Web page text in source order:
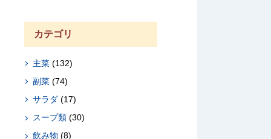
カテゴリ
主菜 (132)
副菜 (74)
サラダ (17)
スープ類 (30)
飲み物 (8)